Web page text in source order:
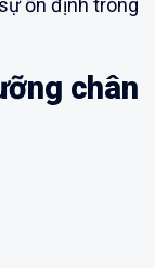
ổn định trong
chân